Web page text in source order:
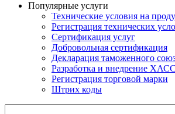
Популярные услуги
Технические условия на
Регистрация технических
Сертификация услуг
Добровольная сертификация
Декларация таможенного
Разработка и внедрение
Регистрация торговой марки
Штрих коды